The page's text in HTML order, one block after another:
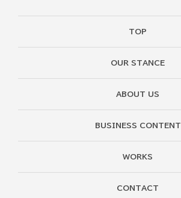
TOP
OUR STANCE
ABOUT US
BUSINESS CONTENT
WORKS
CONTACT